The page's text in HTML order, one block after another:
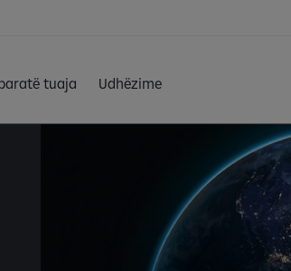
tuaja Udhëzime